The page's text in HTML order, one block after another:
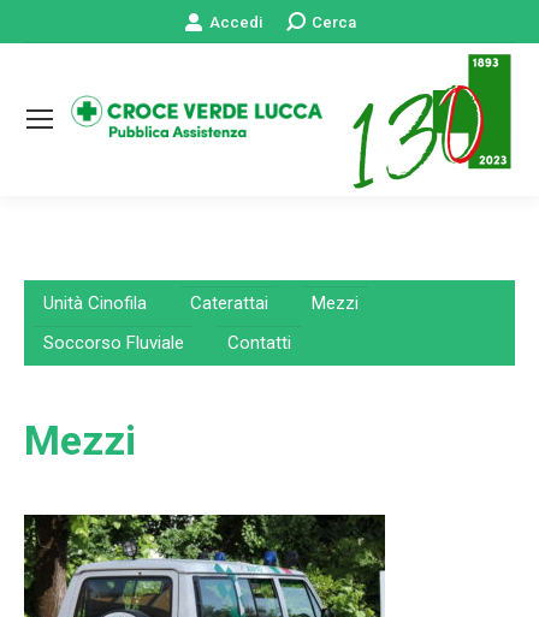
Accedi Cerca:Cerca
Unità Cinofila Caterattai
Mezzi
Soccorso Fluviale
Contatti
Mezzi